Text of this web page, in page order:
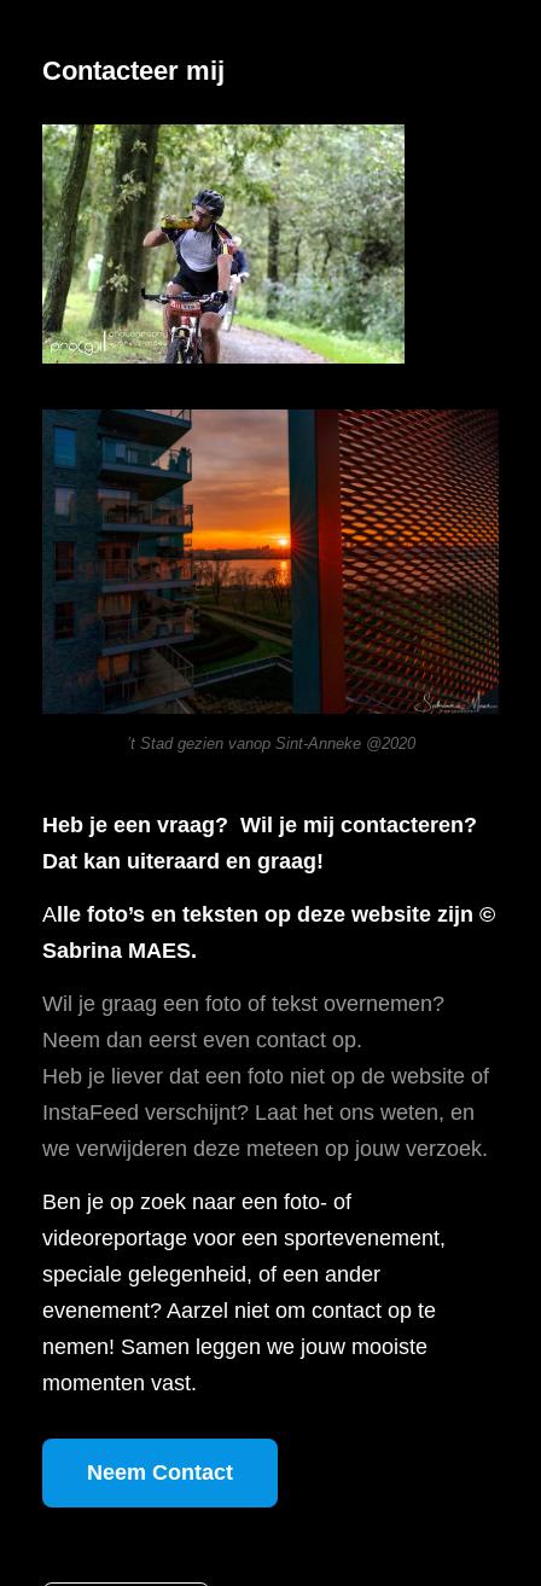
Contacteer mij
’t Stad gezien vanop Sint-Anneke @2020
Heb je een vraag? Wil je mij contacteren?
Dat kan uiteraard en graag!
Alle foto’s en teksten op deze website zijn ©
Sabrina MAES.
Wil je graag een foto of tekst overnemen?
Neem dan eerst even contact op.
Heb je liever dat een foto niet op de website of
InstaFeed verschijnt? Laat het ons weten, en
we verwijderen deze meteen op jouw verzoek.
Ben je op zoek naar een foto- of
videoreportage voor een sportevenement,
speciale gelegenheid, of een ander
evenement? Aarzel niet om contact op te
nemen! Samen leggen we jouw mooiste
momenten vast.
Neem Contact